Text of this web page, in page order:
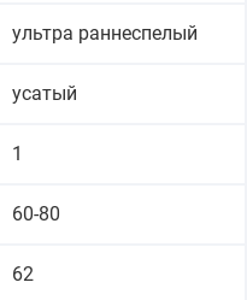
ультра раннеспелый
усатый
1
60-80
62